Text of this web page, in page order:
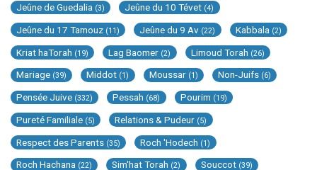
Jeûne de Guedalia (3) Jeûne du 10 Tévet (4)
Jeûne du 17 Tamouz (11) Jeûne du 9 Av (22) Kabbala (2)
Kriat haTorah (19) Lag Baomer (2) Limoud Torah (26)
Mariage (39) Middot (1) Moussar (1) Non-Juifs (6)
Pensée Juive (332) Pessah (68) Pourim (19)
Pureté Familiale (5) Relations & Pudeur (5)
Respect des Parents (35) Roch 'Hodech (1)
Roch Hachana (22) Sim'hat Torah (2) Souccot (39)